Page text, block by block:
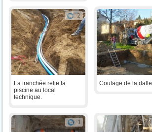
2
La tranchée relie la
piscine au local
technique.
Coulage de la dalle
1